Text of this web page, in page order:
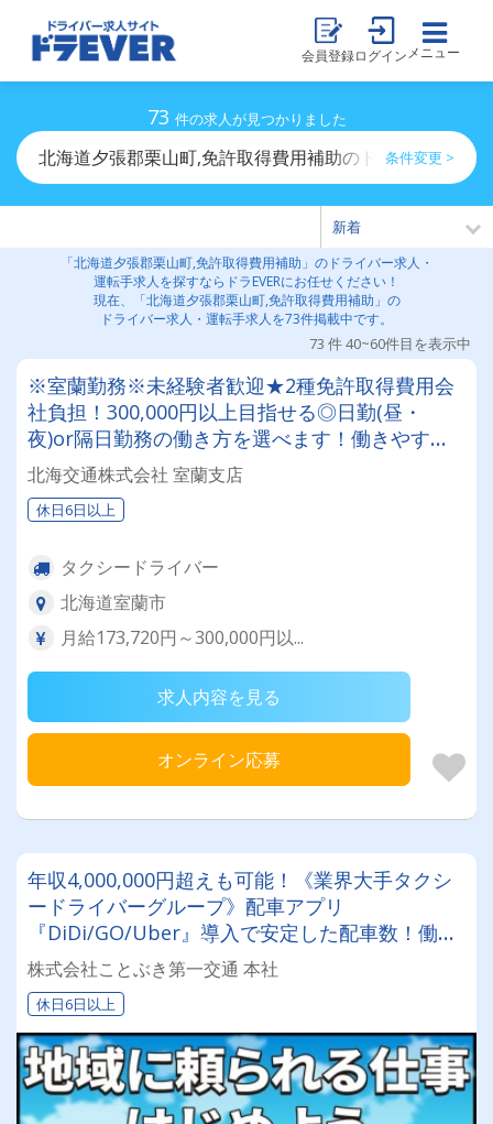
会員登録ログイン メニュー
73 件の求人が見つかりました
北海道夕張郡栗山町,免許取得費用補助のドライバー求人
条件変更 >
「北海道夕張郡栗山町,免許取得費用補助」のドライバー求人・
運転手求人を探すならドラEVERにお任せください！
現在、「北海道夕張郡栗山町,免許取得費用補助」の
ドライバー求人・運転手求人を73件掲載中です。
73 件 40~60件目を表示中
※室蘭勤務※未経験者歓迎★2種免許取得費用会
社負担！300,000円以上目指せる◎日勤(昼・
夜)or隔日勤務の働き方を選べます！働きやすい
と評判のタクシー会社
北海交通株式会社 室蘭支店
休日6日以上
タクシードライバー
北海道室蘭市
月給173,720円～300,000円以...
求人内容を見る
オンライン応募
年収4,000,000円超えも可能！《業界大手タクシ
ードライバーグループ》配車アプリ
『DiDi/GO/Uber』導入で安定した配車数！働き
やすい職場認証制度認証事業所に認定◎未経験者
でも安心してお仕事スタート♪
株式会社ことぶき第一交通 本社
休日6日以上